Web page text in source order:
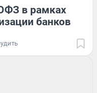
в рамках
банков